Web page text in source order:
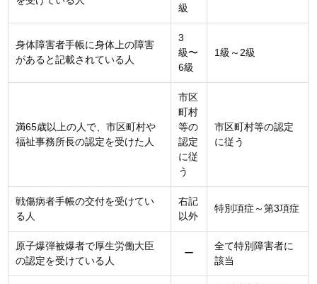
級
身体障害者手帳に身体上の障害
があると記載されている人
3
級〜
6級
1級～2級
満65歳以上の人で、市区町村や
福祉事務所長の認定を受けた人
市区
町村
等の
認定
に従
う
市区町村等の認定
に従う
戦傷病者手帳の交付を受けてい
る人
右記
以外
特別項症～第3項症
原子爆弾被爆者で厚生労働大臣
の認定を受けている人
ー
全て特別障害者に
該当